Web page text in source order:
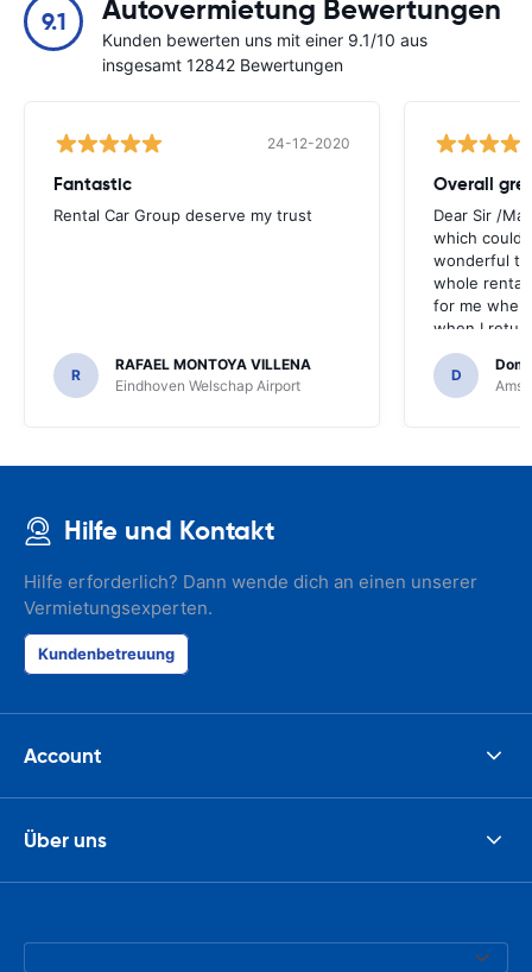
9.1 Autovermietung Bewertungen
Kunden bewerten uns mit einer 9.1/10 aus
insgesamt 12842 Bewertungen
24-12-2020
Fantastic
Rental Car Group deserve my trust
R
RAFAEL MONTOYA VILLENA
Eindhoven Welschap Airport
Overall
Dear Sir /
which could
wonderful to
whole
for me
when I
the desk
will be
check the
like. I've
D
Hilfe und Kontakt
Hilfe erforderlich? Dann wende dich an einen unserer
Vermietungsexperten.
Kundenbetreuung
Account
Über uns